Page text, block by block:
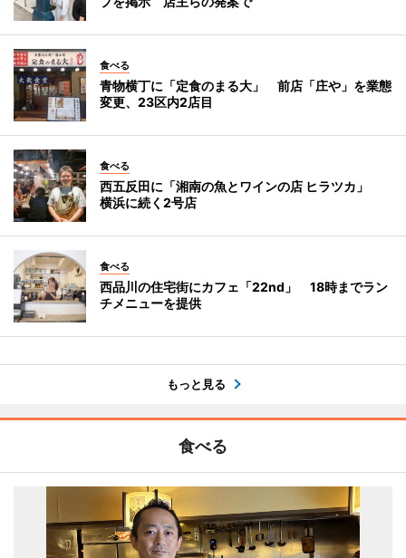
食べる
青物横丁に「定食のまる大」 前店「庄や」を業態
変更、23区内2店目
食べる
西五反田に「湘南の魚とワインの店 ヒラツカ」
横浜に続く2号店
食べる
西品川の住宅街にカフェ「22nd」 18時までラン
チメニューを提供
もっと見る
食べる